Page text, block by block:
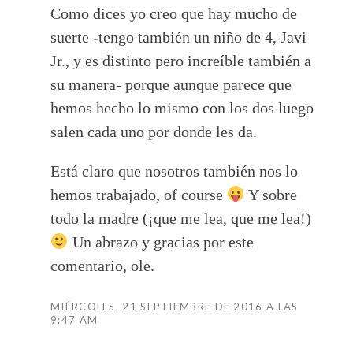
Como dices yo creo que hay mucho de
suerte -tengo también un niño de 4, Javi
Jr., y es distinto pero increíble también a
su manera- porque aunque parece que
hemos hecho lo mismo con los dos luego
salen cada uno por donde les da.
Está claro que nosotros también nos lo
hemos trabajado, of course
Y sobre
todo la madre (¡que me lea, que me lea!)
Un abrazo y gracias por este
comentario, ole.
MIÉRCOLES, 21 SEPTIEMBRE DE 2016 A LAS
9:47 AM